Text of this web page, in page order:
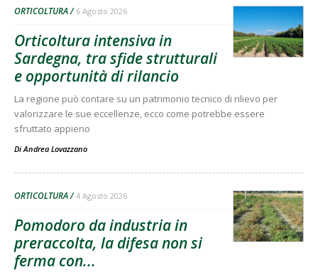
ORTICOLTURA 6 Agosto 2026
Orticoltura intensiva in
Sardegna, tra sfide strutturali
e opportunità di rilancio
La regione può contare su un patrimonio tecnico di rilievo per
valorizzare le sue eccellenze, ecco come potrebbe essere
sfruttato appieno
DiAndrea Lovazzano
ORTICOLTURA 4 Agosto 2026
Pomodoro da industria in
preraccolta, la difesa non si
ferma con...